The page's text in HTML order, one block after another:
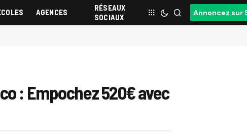
AGENCES
RÉSEAUX
SOCIAUX
Annoncez sur
: Empochez 520€ avec